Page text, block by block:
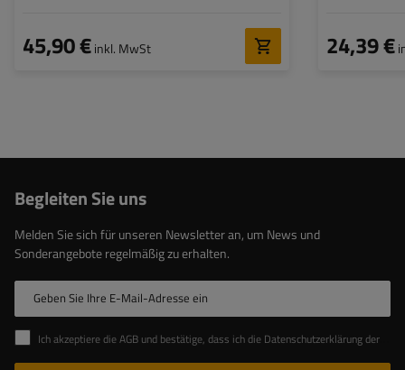
45,90 €inkl. MwSt 24,39 €
Begleiten Sie uns
Melden Sie sich für unseren Newsletter an, um News und
Sonderangebote regelmäßig zu erhalten.
Geben Sie Ihre E-Mail-Adresse ein
Ich akzeptiere die AGB und bestätige, dass ich die Datenschutzerklärung der Website zur Kenntnis genommen habe